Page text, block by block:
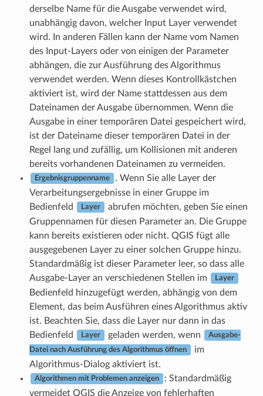
derselbe Name für die Ausgabe verwendet wird,
unabhängig davon, welcher Input Layer verwendet
wird. In anderen Fällen kann der Name vom Namen
des Input-Layers oder von einigen der Parameter
abhängen, die zur Ausführung des Algorithmus
verwendet werden. Wenn dieses Kontrollkästchen
aktiviert ist, wird der Name stattdessen aus dem
Dateinamen der Ausgabe übernommen. Wenn die
Ausgabe in einer temporären Datei gespeichert wird,
ist der Dateiname dieser temporären Datei in der
Regel lang und zufällig, um Kollisionen mit anderen
bereits vorhandenen Dateinamen zu vermeiden.
Ergebnisgruppenname
. Wenn Sie alle Layer der
Verarbeitungsergebnisse in einer Gruppe im
Bedienfeld
Layer
abrufen möchten, geben Sie einen
Gruppennamen für diesen Parameter an. Die Gruppe
kann bereits existieren oder nicht. QGIS fügt alle
ausgegebenen Layer zu einer solchen Gruppe hinzu.
Standardmäßig ist dieser Parameter leer, so dass alle
Ausgabe-Layer an verschiedenen Stellen im
Layer
Bedienfeld hinzugefügt werden, abhängig von dem
Element, das beim Ausführen eines Algorithmus aktiv
ist. Beachten Sie, dass die Layer nur dann in das
Bedienfeld
Layer geladen werden, wenn Ausgabe-
Datei nach Ausführung des Algorithmus öffnen
im
Algorithmus-Dialog aktiviert ist.
Algorithmen mit Problemen anzeigen
: Standardmäßig
vermeidet QGIS die Anzeige von fehlerhaften